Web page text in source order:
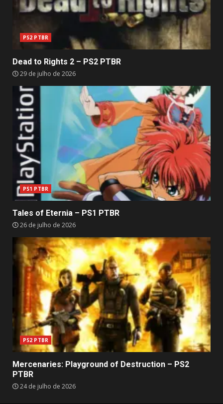
PS2 PTBR
Dead to Rights 2 – PS2 PTBR
29 de julho de 2026
PS1 PTBR
Tales of Eternia – PS1 PTBR
26 de julho de 2026
PS2 PTBR
Mercenaries: Playground of Destruction – PS2
PTBR
24 de julho de 2026